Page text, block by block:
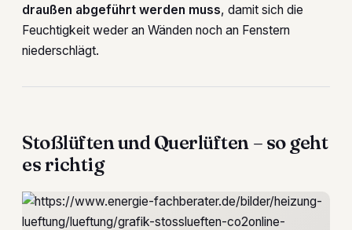
draußen abgeführt werden muss, damit sich die
Feuchtigkeit weder an Wänden noch an Fenstern
niederschlägt.
Stoßlüften und Querlüften – so geht
es richtig